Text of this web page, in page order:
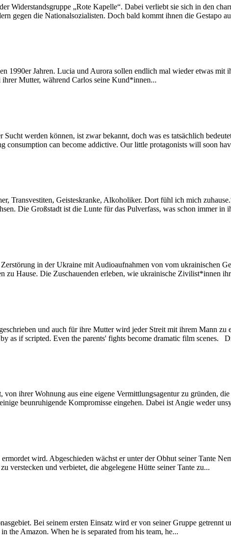
Widerstandsgruppe „Rote Kapelle“. Dabei verliebt sie sich in den
gegen die Nationalsozialisten. Doch bald kommt ihnen die Gestapo
1990er Jahren. Lucia und Aurora sollen endlich mal wieder etwas mit
Mutter, während Carlos seine Kund*innen...
werden können, ist zwar bekannt, doch was es tatsächlich
can become addictive. Our little protagonists will soon
Transvestiten, Geisteskranke, Alkoholiker. Dort fühl ich mich
Die Großstadt ist die Lunte für das Pulverfass, was schon immer in
in der Ukraine mit Audioaufnahmen von vom ukrainischen
zu Hause. Die Zuschauenden erleben, wie ukrainische Zivilist*innen
und auch für ihre Mutter wird jeder Streit mit ihrem Mann zu
as if scripted. Even the parents' fights become dramatic film scenes.
ihrer Wohnung aus eine eigene Vermittlungsagentur zu gründen,
beunruhigende Kompromisse eingehen. Dabei ist Angie weder
wird. Abgeschieden wächst er unter der Obhut seiner Tante
verstecken und verbietet, die abgelegene Hütte seiner Tante zu...
Bei seinem ersten Einsatz wird er von seiner Gruppe getrennt
the Amazon. When he is separated from his team, he...